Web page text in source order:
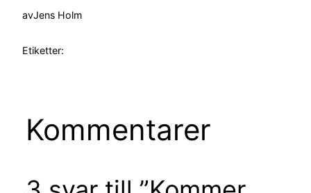
avJens Holm
Etiketter:
Kommentarer